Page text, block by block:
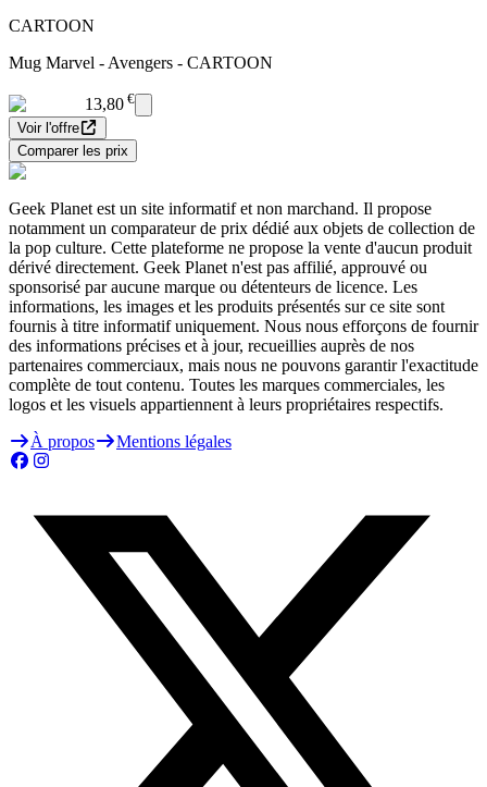
CARTOON
Mug Marvel - Avengers - CARTOON
13,80 €
Voir l'offre
Comparer les prix
Geek Planet est un site informatif et non marchand. Il propose
notamment un comparateur de prix dédié aux objets de collection de
la pop culture. Cette plateforme ne propose la vente d'aucun produit
dérivé directement. Geek Planet n'est pas affilié, approuvé ou
sponsorisé par aucune marque ou détenteurs de licence. Les
informations, les images et les produits présentés sur ce site sont
fournis à titre informatif uniquement. Nous nous efforçons de fournir
des informations précises et à jour, recueillies auprès de nos
partenaires commerciaux, mais nous ne pouvons garantir l'exactitude
complète de tout contenu. Toutes les marques commerciales, les
logos et les visuels appartiennent à leurs propriétaires respectifs.
À propos
Mentions légales